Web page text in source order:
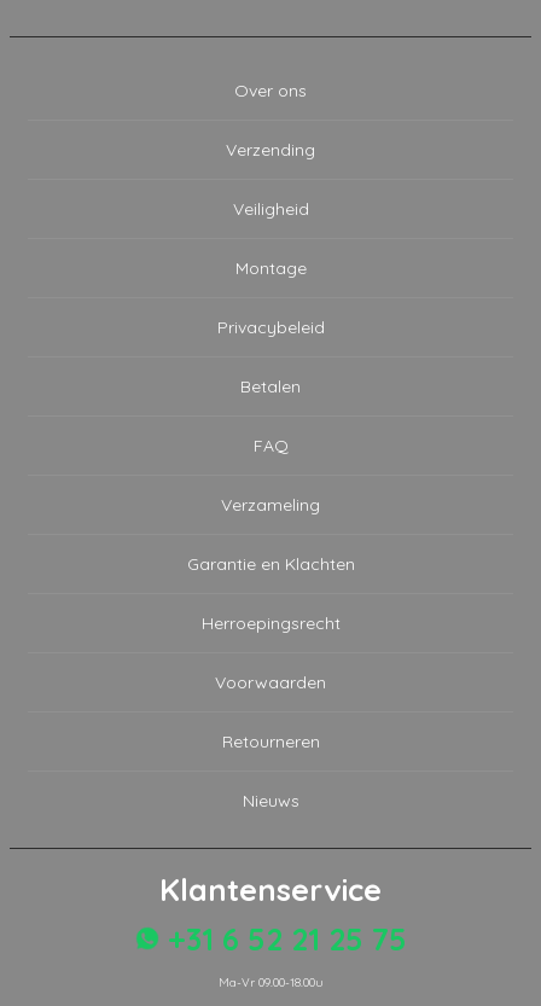
Over ons
Verzending
Veiligheid
Montage
Privacybeleid
Betalen
FAQ
Verzameling
Garantie en Klachten
Herroepingsrecht
Voorwaarden
Retourneren
Nieuws
Klantenservice
+31 6 52 21 25 75
Ma-Vr 09.00-18.00u